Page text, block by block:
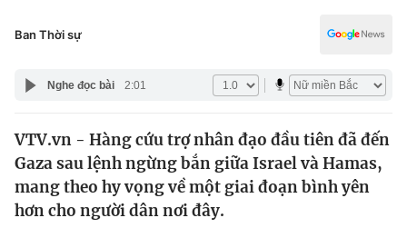
Pháp luật
Thế giới
Tin tức
Y tế
Công nghệ
Ban Thời sự
Nghe đọc bài 2:01
VTV.vn - Hàng cứu trợ nhân đạo đầu tiên đã đến
Gaza sau lệnh ngừng bắn giữa Israel và Hamas,
mang theo hy vọng về một giai đoạn bình yên
hơn cho người dân nơi đây.